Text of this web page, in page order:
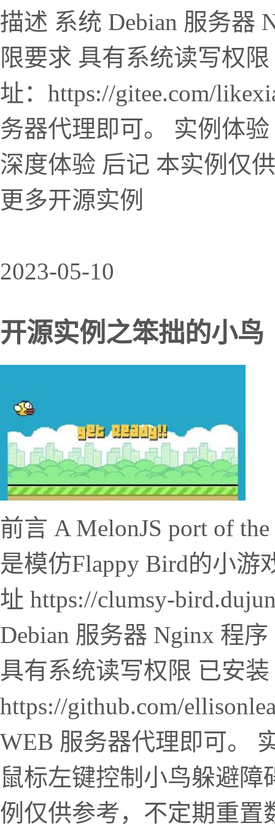
描述 系统 Debian 服务器
限要求 具有系统读写权
址：https://gitee.com/
务器代理即可。 实例体
深度体验 后记 本实例仅
更多开源实例
2023-05-10
开源实例之笨拙的小
前言 A MelonJS port of
是模仿Flappy Bird的小游
址 https://clumsy-
Debian 服务器 Nginx 程
具有系统读写权限 已安
https://github.com/
WEB 服务器代理即可。
鼠标左键控制小鸟躲避
例仅供参考，不定期重置